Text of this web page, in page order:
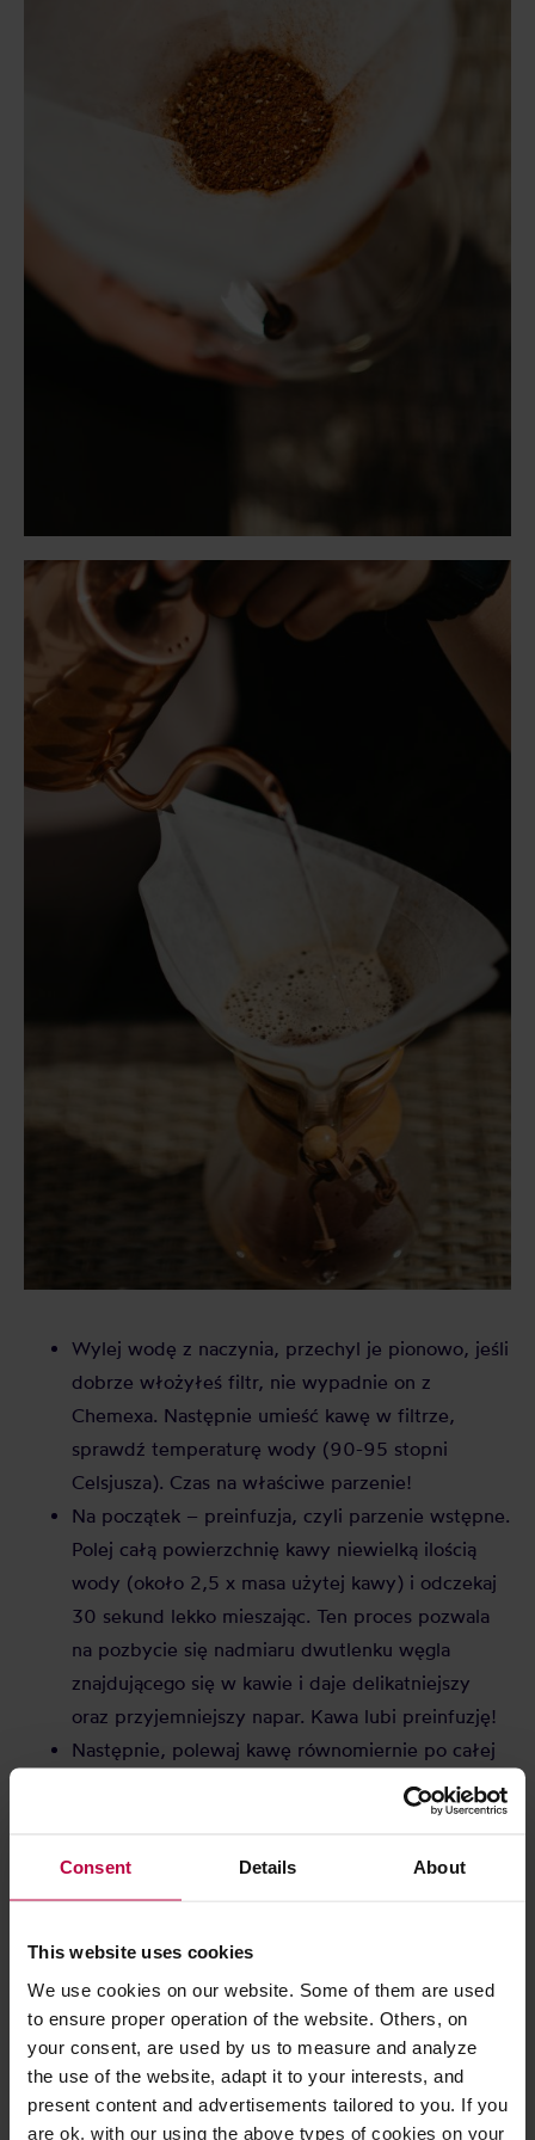
Consent Details About
This website uses cookies
We use cookies on our website. Some of them are used
to ensure proper operation of the website. Others, on
your consent, are used by us to measure and analyze
the use of the website, adapt it to your interests, and
present content and advertisements tailored to you. If you
are ok. with our using the above types of cookies on your
Wylej wodę z naczynia, przechyl je pionowo, jeśli
dobrze włożyłeś filtr, nie wypadnie on z
Chemexa. Następnie umieść kawę w filtrze,
sprawdź temperaturę wody (90-95 stopni
Celsjusza). Czas na właściwe parzenie!
Na początek – preinfuzja, czyli parzenie wstępne.
Polej całą powierzchnię kawy niewielką ilością
wody (około 2,5 x masa użytej kawy) i odczekaj
30 sekund lekko mieszając. Ten proces pozwala
na pozbycie się nadmiaru dwutlenku węgla
znajdującego się w kawie i daje delikatniejszy
oraz przyjemniejszy napar. Kawa lubi preinfuzję!
Następnie, polewaj kawę równomiernie po całej
jej powierzchni niewielkim partiami wody, aby
utrzymać stały przepływ przez kawę. Pomiędzy
fusami, zamieszać kawę w naczyniu i
serwować!Jak widać, kawa z Chemeksa to tylko
kilka, prostych kroków. Chemex umożliwia
zaparzenie od 3 do nawet 10 filiżanek na raz, co
pozwoli zaspokoić nawet największe
zapotrzebowanie na kofeinę!